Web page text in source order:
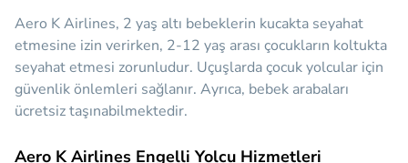
Aero K Airlines, 2 yaş altı bebeklerin kucakta seyahat
etmesine izin verirken, 2-12 yaş arası çocukların koltukta
seyahat etmesi zorunludur. Uçuşlarda çocuk yolcular için
güvenlik önlemleri sağlanır. Ayrıca, bebek arabaları
ücretsiz taşınabilmektedir.
Aero K Airlines Engelli Yolcu Hizmetleri